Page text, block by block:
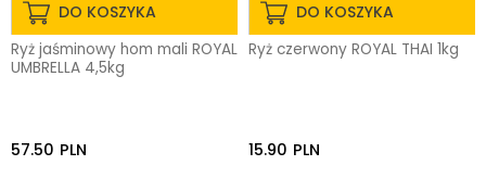
DO KOSZYKA
Ryż jaśminowy hom mali ROYAL
UMBRELLA 4,5kg
57.50 PLN
DO KOSZYKA
Ryż czerwony ROYAL THAI 1kg
15.90 PLN